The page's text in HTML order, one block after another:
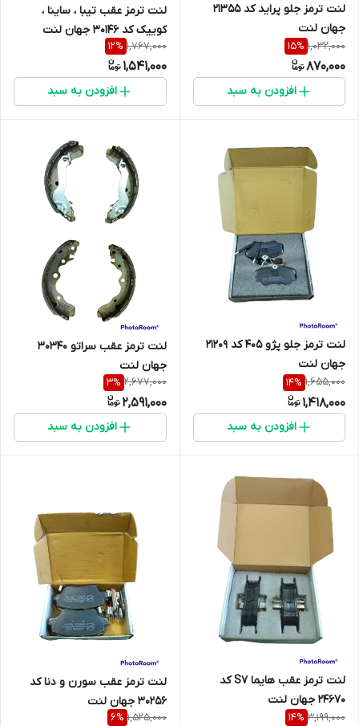
لنت ترمز جلو پراید کد 21355
جهان لنت
1,032,000
15%
870,000
افزودن به سبد
لنت ترمز عقب تیبا ، ساینا ،
کوییک کد 30146 جهان لنت
1,767,000
12%
1,541,000
افزودن به سبد
لنت ترمز جلو پژو 405 کد 21209
جهان لنت
1,655,000
14%
1,418,000
افزودن به سبد
لنت ترمز عقب سراتو 30340
جهان لنت
2,677,000
3%
2,591,000
افزودن به سبد
لنت ترمز عقب هایما S7 کد
24670 جهان لنت
3,199,000
14%
لنت ترمز عقب سورن و دنا کد
30256 جهان لنت
1,525,000
6%